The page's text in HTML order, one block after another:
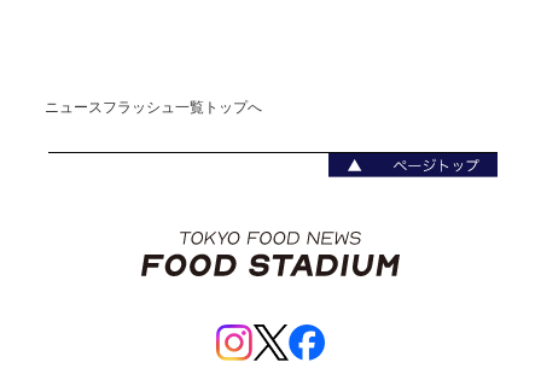
ニュースフラッシュ一覧トップへ